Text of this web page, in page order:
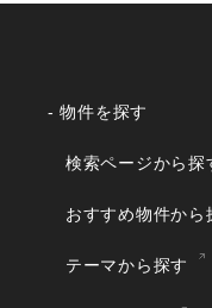
- 物件を探す
検索ページから探
おすすめ物件から
テーマから探す